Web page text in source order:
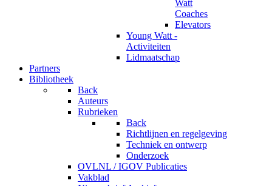
Watt
Coaches
Elevators
Young Watt -
Activiteiten
Lidmaatschap
Partners
Bibliotheek
Back
Auteurs
Rubrieken
Back
Richtlijnen en regelgeving
Techniek en ontwerp
Onderzoek
OVLNL / IGOV Publicaties
Vakblad